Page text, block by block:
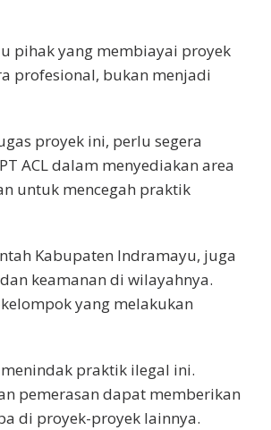
pihak yang membiayai proyek
profesional, bukan menjadi
proyek ini, perlu segera
ACL dalam menyediakan area
untuk mencegah praktik
Kabupaten Indramayu, juga
keamanan di wilayahnya.
yang melakukan
praktik ilegal ini.
pemerasan dapat memberikan
di proyek-proyek lainnya.